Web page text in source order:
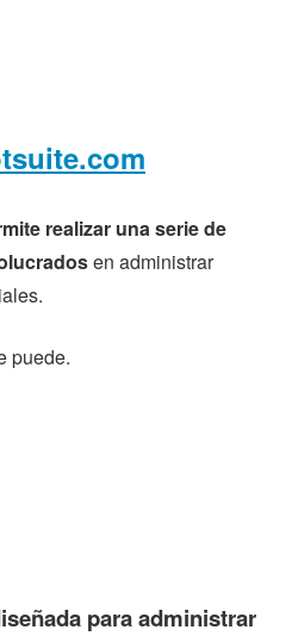
realizar una serie de
en administrar
puede.
para administrar